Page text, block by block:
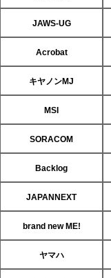
JAWS-UG
Acrobat
キヤノンMJ
MSI
SORACOM
Backlog
JAPANNEXT
brand new ME!
ヤマハ